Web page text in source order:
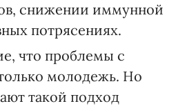
снижении иммунной
потрясениях.
что проблемы с
молодежь. Но
такой подход